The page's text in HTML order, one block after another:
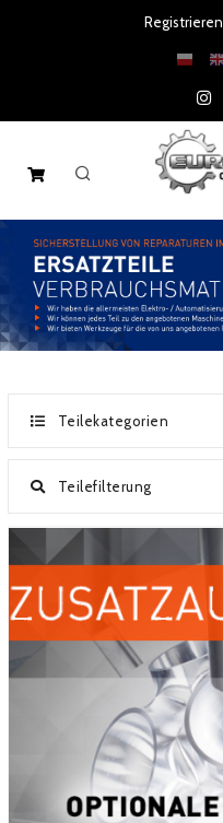
Registrieren
MASCHINEN
ERSATZTEILE
NACHRICHTEN
KATALOGEN
ÜBER EUROMETAL
Teilekategorien
Teilefilterung